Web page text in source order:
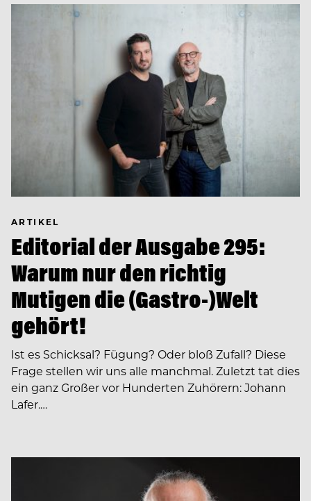
ARTIKEL
Editorial der Ausgabe 295:
Warum nur den richtig
Mutigen die (Gastro-)Welt
gehört!
Ist es Schicksal? Fügung? Oder bloß Zufall? Diese
Frage stellen wir uns alle manchmal. Zuletzt tat dies
ein ganz Großer vor Hunderten Zuhörern: Johann
Lafer.…